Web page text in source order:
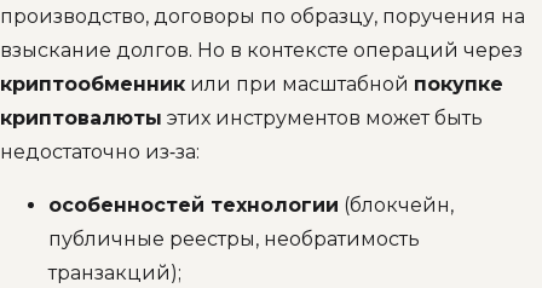
производство, договоры по образцу, поручения на
взыскание долгов. Но в контексте операций через
криптообменник или при масштабной покупке
криптовалюты этих инструментов может быть
недостаточно из‑за:
особенностей технологии (блокчейн,
публичные реестры, необратимость
транзакций);